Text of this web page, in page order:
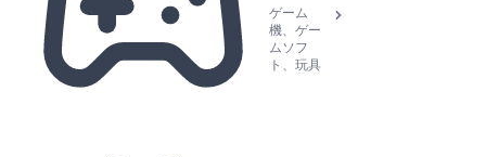
ゲーム
機、ゲー
ムソフ
ト、玩具